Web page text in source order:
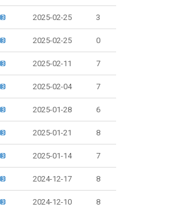
2025-02-25 3
2025-02-25 0
2025-02-11 7
2025-02-04 7
2025-01-28 6
2025-01-21 8
2025-01-14 7
2024-12-17 8
2024-12-10 8